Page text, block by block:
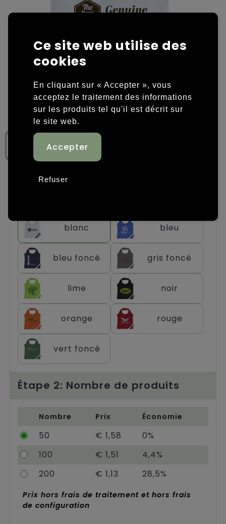
Overige tassen
Sacs en papier
Sacs promotionnels
Sacs de voyage
Sacs à dos
Sacs porté épaule
Sacs de plage
Chariots
Polos
Sweaters personnalisés
T-shirts personnalisés
Vestes personnalisées
Chaussures personnalisées
blanc bleu
bleu foncé gris foncé
lime noir
orange rouge
vert foncé
Étape 2: Nombre de produits
Nombre Prix Économie
50 € 1,58
0%
100
€ 1,51
4,4%
200
€ 1,13 28,5%
Prix hors frais de traitement et hors frais
de configuration
Ce site web utilise des
cookies
En cliquant sur « Accepter », vous
acceptez le traitement des informations
sur les produits tel qu'il est décrit sur
le site web.
Refuser